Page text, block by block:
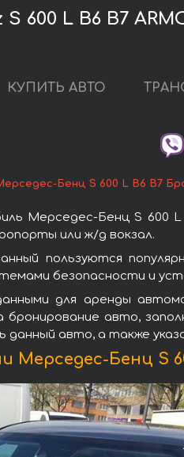
L B6 B7
КУПИТЬ АВТО
Бенц S 600 L B6 B7
Мерседес-Бенц S 600
или ж/д вокзал.
пользуются
безопасности и
для аренды
авто,
авто, а также
Мерседес-Бенц S